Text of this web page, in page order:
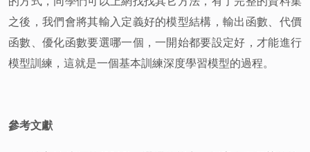
之後，我們會將其輸入定義好的模型結構，輸出函數、代價
函數、優化函數要選哪一個，一開始都要設定好，才能進行
模型訓練，這就是一個基本訓練深度學習模型的過程。
參考文獻